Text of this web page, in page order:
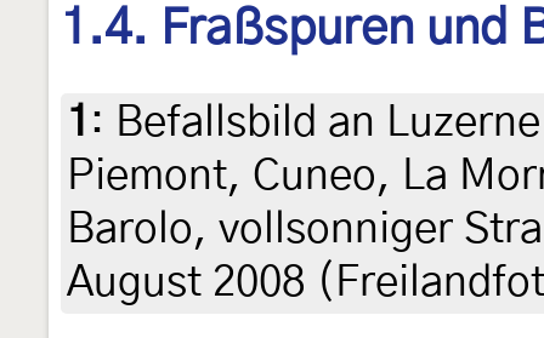
1.4. Fraßspuren und
1 : Befallsbild an
Piemont, Cuneo, La
Barolo, vollsonniger
August 2008